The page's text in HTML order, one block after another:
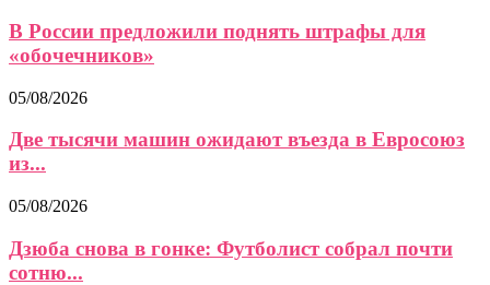
В России предложили поднять штрафы для
«обочечников»
05/08/2026
Две тысячи машин ожидают въезда в Евросоюз
из...
05/08/2026
Дзюба снова в гонке: Футболист собрал почти
сотню...